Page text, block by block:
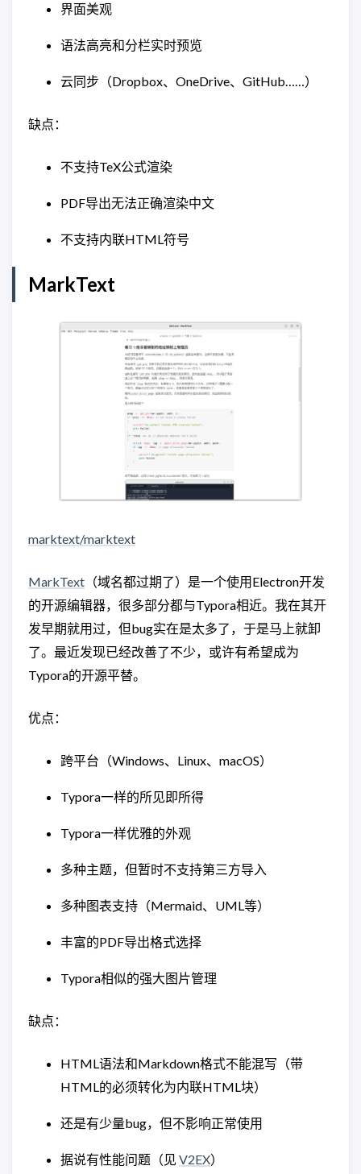
界面美观
语法高亮和分栏实时预览
云同步（Dropbox、OneDrive、GitHub……）
缺点：
不支持TeX公式渲染
PDF导出无法正确渲染中文
不支持内联HTML符号
MarkText
marktext/marktext
MarkText （域名都过期了）是一个使用Electron开发
的开源编辑器，很多部分都与Typora相近。我在其开
发早期就用过，但bug实在是太多了，于是马上就卸
了。最近发现已经改善了不少，或许有希望成为
Typora的开源平替。
优点：
跨平台（Windows、Linux、macOS）
Typora一样的所见即所得
Typora一样优雅的外观
多种主题，但暂时不支持第三方导入
多种图表支持（Mermaid、UML等）
丰富的PDF导出格式选择
Typora相似的强大图片管理
缺点：
HTML语法和Markdown格式不能混写（带
HTML的必须转化为内联HTML块）
还是有少量bug，但不影响正常使用
据说有性能问题（见 V2EX）